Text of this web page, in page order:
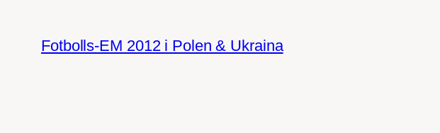
innehåll
Fotbolls-EM 2012 i Polen & Ukraina